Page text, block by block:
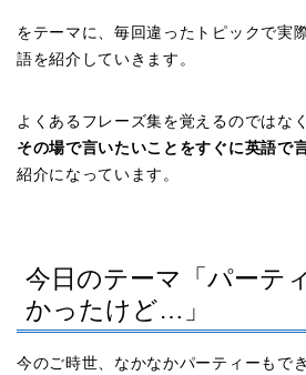
をテーマに、毎回違ったトピックで実
語を紹介していきます。
よくあるフレーズ集を覚えるのではなく
その場で言いたいことをすぐに英語で
紹介になっています。
今日のテーマ「パーテ
かったけど…」
今のご時世、なかなかパーティーもで